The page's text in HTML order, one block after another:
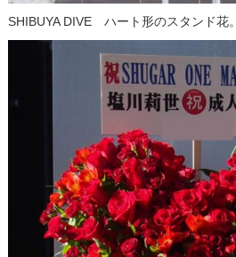
SHIBUYA DIVE ハート形のスタンド花。